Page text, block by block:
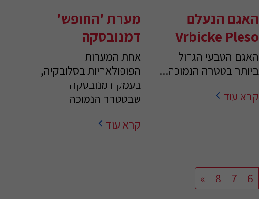
האגם הנעלם
Vrbicke Pleso
האגם הטבעי הגדול
ביותר בטטרה הנמוכה...
קרא עוד
מערת 'החופש'
דמנובסקה
אחת המערות
הפופולאריות בסלובקיה,
בעמק דמנובסקה
שבטטרה הנמוכה
קרא עוד
6
7
8
»